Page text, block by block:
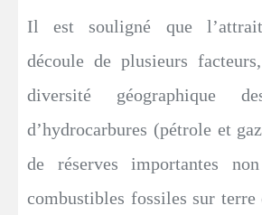
Il est souligné que
découle de plusieurs
diversité géographique
d’hydrocarbures (pétrole et
de réserves importantes
combustibles fossiles sur terre